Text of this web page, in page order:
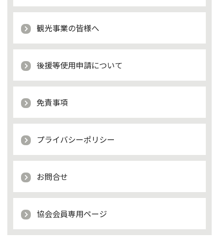
観光事業の皆様へ
後援等使用申請について
免責事項
プライバシーポリシー
お問合せ
協会会員専用ページ